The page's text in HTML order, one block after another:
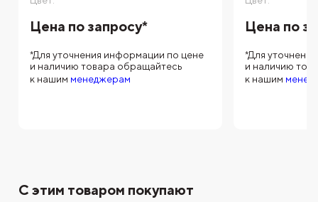
Цена по запросу*
*Для уточнения информации по цене
и наличию товара обращайтесь
к нашим менеджерам
Цена по
*Для
и наличию
к нашим
С этим товаром покупают